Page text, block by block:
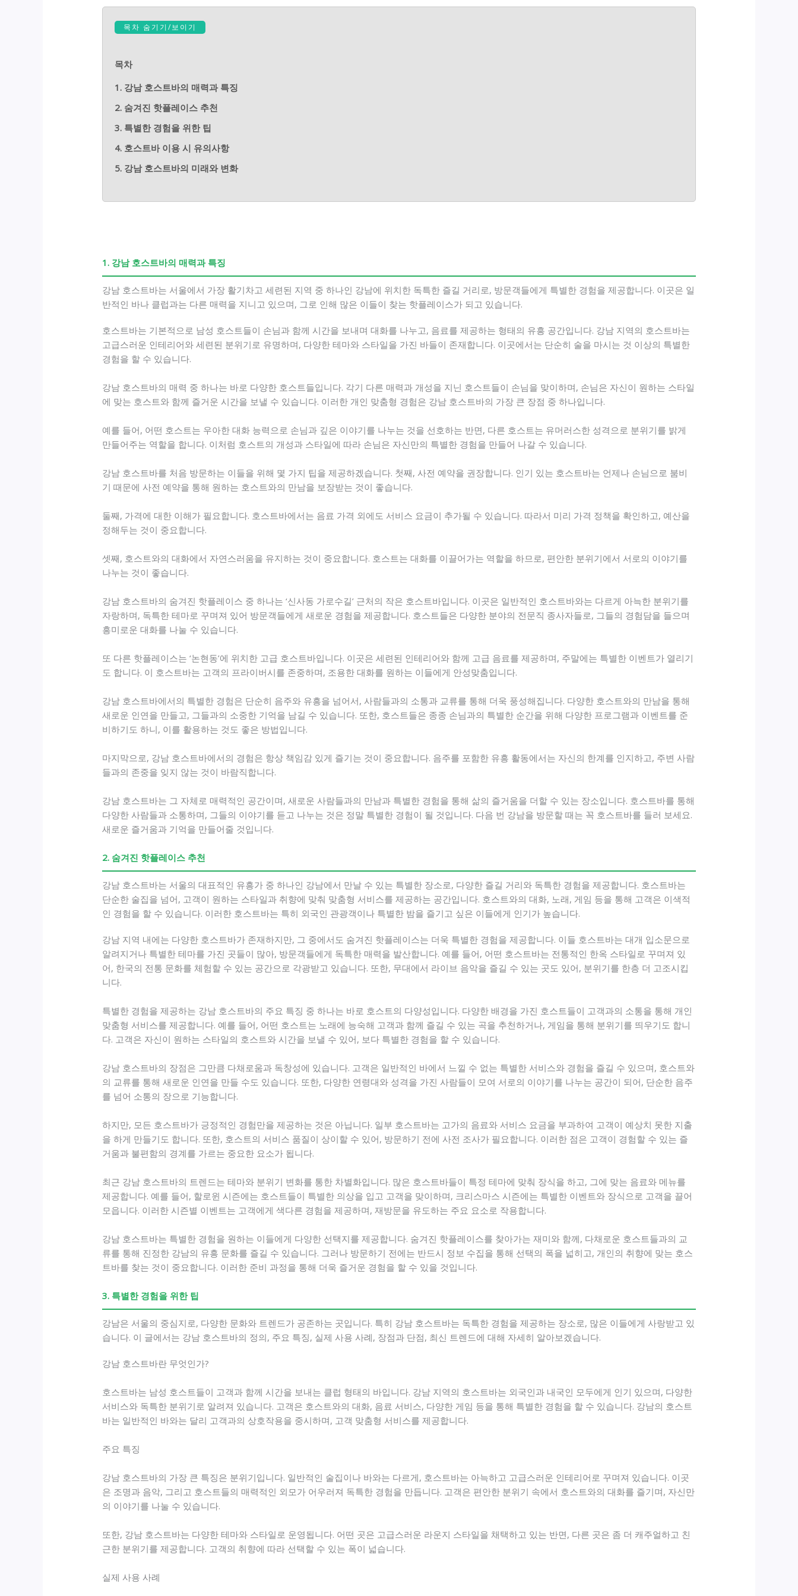
목차 숨기기/보이기
목차
1. 강남 호스트바의 매력과 특징
2. 숨겨진 핫플레이스 추천
3. 특별한 경험을 위한 팁
4. 호스트바 이용 시 유의사항
5. 강남 호스트바의 미래와 변화
1. 강남 호스트바의 매력과 특징
강남 호스트바는 서울에서 가장 활기차고 세련된 지역 중 하나인 강남에 위치한 독특한 즐길 거리로, 방문객들에게 특별한 경험을 제공합니다. 이곳은 일
반적인 바나 클럽과는 다른 매력을 지니고 있으며, 그로 인해 많은 이들이 찾는 핫플레이스가 되고 있습니다.
호스트바는 기본적으로 남성 호스트들이 손님과 함께 시간을 보내며 대화를 나누고, 음료를 제공하는 형태의 유흥 공간입니다. 강남 지역의 호스트바는
고급스러운 인테리어와 세련된 분위기로 유명하며, 다양한 테마와 스타일을 가진 바들이 존재합니다. 이곳에서는 단순히 술을 마시는 것 이상의 특별한
경험을 할 수 있습니다.
강남 호스트바의 매력 중 하나는 바로 다양한 호스트들입니다. 각기 다른 매력과 개성을 지닌 호스트들이 손님을 맞이하며, 손님은 자신이 원하는 스타일
에 맞는 호스트와 함께 즐거운 시간을 보낼 수 있습니다. 이러한 개인 맞춤형 경험은 강남 호스트바의 가장 큰 장점 중 하나입니다.
예를 들어, 어떤 호스트는 우아한 대화 능력으로 손님과 깊은 이야기를 나누는 것을 선호하는 반면, 다른 호스트는 유머러스한 성격으로 분위기를 밝게
만들어주는 역할을 합니다. 이처럼 호스트의 개성과 스타일에 따라 손님은 자신만의 특별한 경험을 만들어 나갈 수 있습니다.
강남 호스트바를 처음 방문하는 이들을 위해 몇 가지 팁을 제공하겠습니다. 첫째, 사전 예약을 권장합니다. 인기 있는 호스트바는 언제나 손님으로 붐비
기 때문에 사전 예약을 통해 원하는 호스트와의 만남을 보장받는 것이 좋습니다.
둘째, 가격에 대한 이해가 필요합니다. 호스트바에서는 음료 가격 외에도 서비스 요금이 추가될 수 있습니다. 따라서 미리 가격 정책을 확인하고, 예산을
정해두는 것이 중요합니다.
셋째, 호스트와의 대화에서 자연스러움을 유지하는 것이 중요합니다. 호스트는 대화를 이끌어가는 역할을 하므로, 편안한 분위기에서 서로의 이야기를
나누는 것이 좋습니다.
강남 호스트바의 숨겨진 핫플레이스 중 하나는 ‘신사동 가로수길’ 근처의 작은 호스트바입니다. 이곳은 일반적인 호스트바와는 다르게 아늑한 분위기를
자랑하며, 독특한 테마로 꾸며져 있어 방문객들에게 새로운 경험을 제공합니다. 호스트들은 다양한 분야의 전문직 종사자들로, 그들의 경험담을 들으며
흥미로운 대화를 나눌 수 있습니다.
또 다른 핫플레이스는 ‘논현동’에 위치한 고급 호스트바입니다. 이곳은 세련된 인테리어와 함께 고급 음료를 제공하며, 주말에는 특별한 이벤트가 열리기
도 합니다. 이 호스트바는 고객의 프라이버시를 존중하며, 조용한 대화를 원하는 이들에게 안성맞춤입니다.
강남 호스트바에서의 특별한 경험은 단순히 음주와 유흥을 넘어서, 사람들과의 소통과 교류를 통해 더욱 풍성해집니다. 다양한 호스트와의 만남을 통해
새로운 인연을 만들고, 그들과의 소중한 기억을 남길 수 있습니다. 또한, 호스트들은 종종 손님과의 특별한 순간을 위해 다양한 프로그램과 이벤트를 준
비하기도 하니, 이를 활용하는 것도 좋은 방법입니다.
마지막으로, 강남 호스트바에서의 경험은 항상 책임감 있게 즐기는 것이 중요합니다. 음주를 포함한 유흥 활동에서는 자신의 한계를 인지하고, 주변 사람
들과의 존중을 잊지 않는 것이 바람직합니다.
강남 호스트바는 그 자체로 매력적인 공간이며, 새로운 사람들과의 만남과 특별한 경험을 통해 삶의 즐거움을 더할 수 있는 장소입니다. 호스트바를 통해
다양한 사람들과 소통하며, 그들의 이야기를 듣고 나누는 것은 정말 특별한 경험이 될 것입니다. 다음 번 강남을 방문할 때는 꼭 호스트바를 들러 보세요.
새로운 즐거움과 기억을 만들어줄 것입니다.
2. 숨겨진 핫플레이스 추천
강남 호스트바는 서울의 대표적인 유흥가 중 하나인 강남에서 만날 수 있는 특별한 장소로, 다양한 즐길 거리와 독특한 경험을 제공합니다. 호스트바는
단순한 술집을 넘어, 고객이 원하는 스타일과 취향에 맞춰 맞춤형 서비스를 제공하는 공간입니다. 호스트와의 대화, 노래, 게임 등을 통해 고객은 이색적
인 경험을 할 수 있습니다. 이러한 호스트바는 특히 외국인 관광객이나 특별한 밤을 즐기고 싶은 이들에게 인기가 높습니다.
강남 지역 내에는 다양한 호스트바가 존재하지만, 그 중에서도 숨겨진 핫플레이스는 더욱 특별한 경험을 제공합니다. 이들 호스트바는 대개 입소문으로
알려지거나 특별한 테마를 가진 곳들이 많아, 방문객들에게 독특한 매력을 발산합니다. 예를 들어, 어떤 호스트바는 전통적인 한옥 스타일로 꾸며져 있
어, 한국의 전통 문화를 체험할 수 있는 공간으로 각광받고 있습니다. 또한, 무대에서 라이브 음악을 즐길 수 있는 곳도 있어, 분위기를 한층 더 고조시킵
니다.
특별한 경험을 제공하는 강남 호스트바의 주요 특징 중 하나는 바로 호스트의 다양성입니다. 다양한 배경을 가진 호스트들이 고객과의 소통을 통해 개인
맞춤형 서비스를 제공합니다. 예를 들어, 어떤 호스트는 노래에 능숙해 고객과 함께 즐길 수 있는 곡을 추천하거나, 게임을 통해 분위기를 띄우기도 합니
다. 고객은 자신이 원하는 스타일의 호스트와 시간을 보낼 수 있어, 보다 특별한 경험을 할 수 있습니다.
강남 호스트바의 장점은 그만큼 다채로움과 독창성에 있습니다. 고객은 일반적인 바에서 느낄 수 없는 특별한 서비스와 경험을 즐길 수 있으며, 호스트와
의 교류를 통해 새로운 인연을 만들 수도 있습니다. 또한, 다양한 연령대와 성격을 가진 사람들이 모여 서로의 이야기를 나누는 공간이 되어, 단순한 음주
를 넘어 소통의 장으로 기능합니다.
하지만, 모든 호스트바가 긍정적인 경험만을 제공하는 것은 아닙니다. 일부 호스트바는 고가의 음료와 서비스 요금을 부과하여 고객이 예상치 못한 지출
을 하게 만들기도 합니다. 또한, 호스트의 서비스 품질이 상이할 수 있어, 방문하기 전에 사전 조사가 필요합니다. 이러한 점은 고객이 경험할 수 있는 즐
거움과 불편함의 경계를 가르는 중요한 요소가 됩니다.
최근 강남 호스트바의 트렌드는 테마와 분위기 변화를 통한 차별화입니다. 많은 호스트바들이 특정 테마에 맞춰 장식을 하고, 그에 맞는 음료와 메뉴를
제공합니다. 예를 들어, 할로윈 시즌에는 호스트들이 특별한 의상을 입고 고객을 맞이하며, 크리스마스 시즌에는 특별한 이벤트와 장식으로 고객을 끌어
모읍니다. 이러한 시즌별 이벤트는 고객에게 색다른 경험을 제공하며, 재방문을 유도하는 주요 요소로 작용합니다.
강남 호스트바는 특별한 경험을 원하는 이들에게 다양한 선택지를 제공합니다. 숨겨진 핫플레이스를 찾아가는 재미와 함께, 다채로운 호스트들과의 교
류를 통해 진정한 강남의 유흥 문화를 즐길 수 있습니다. 그러나 방문하기 전에는 반드시 정보 수집을 통해 선택의 폭을 넓히고, 개인의 취향에 맞는 호스
트바를 찾는 것이 중요합니다. 이러한 준비 과정을 통해 더욱 즐거운 경험을 할 수 있을 것입니다.
3. 특별한 경험을 위한 팁
강남은 서울의 중심지로, 다양한 문화와 트렌드가 공존하는 곳입니다. 특히 강남 호스트바는 독특한 경험을 제공하는 장소로, 많은 이들에게 사랑받고 있
습니다. 이 글에서는 강남 호스트바의 정의, 주요 특징, 실제 사용 사례, 장점과 단점, 최신 트렌드에 대해 자세히 알아보겠습니다.
강남 호스트바란 무엇인가?
호스트바는 남성 호스트들이 고객과 함께 시간을 보내는 클럽 형태의 바입니다. 강남 지역의 호스트바는 외국인과 내국인 모두에게 인기 있으며, 다양한
서비스와 독특한 분위기로 알려져 있습니다. 고객은 호스트와의 대화, 음료 서비스, 다양한 게임 등을 통해 특별한 경험을 할 수 있습니다. 강남의 호스트
바는 일반적인 바와는 달리 고객과의 상호작용을 중시하며, 고객 맞춤형 서비스를 제공합니다.
주요 특징
강남 호스트바의 가장 큰 특징은 분위기입니다. 일반적인 술집이나 바와는 다르게, 호스트바는 아늑하고 고급스러운 인테리어로 꾸며져 있습니다. 이곳
은 조명과 음악, 그리고 호스트들의 매력적인 외모가 어우러져 독특한 경험을 만듭니다. 고객은 편안한 분위기 속에서 호스트와의 대화를 즐기며, 자신만
의 이야기를 나눌 수 있습니다.
또한, 강남 호스트바는 다양한 테마와 스타일로 운영됩니다. 어떤 곳은 고급스러운 라운지 스타일을 채택하고 있는 반면, 다른 곳은 좀 더 캐주얼하고 친
근한 분위기를 제공합니다. 고객의 취향에 따라 선택할 수 있는 폭이 넓습니다.
실제 사용 사례